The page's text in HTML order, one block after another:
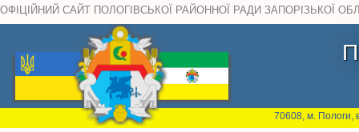
ОФІЦІЙНИЙ САЙТ ПОЛОГІВСЬКОЇ РАЙОННОЇ РАДИ ЗАПОРІЗЬКОЇ
70608, м. Пологи,